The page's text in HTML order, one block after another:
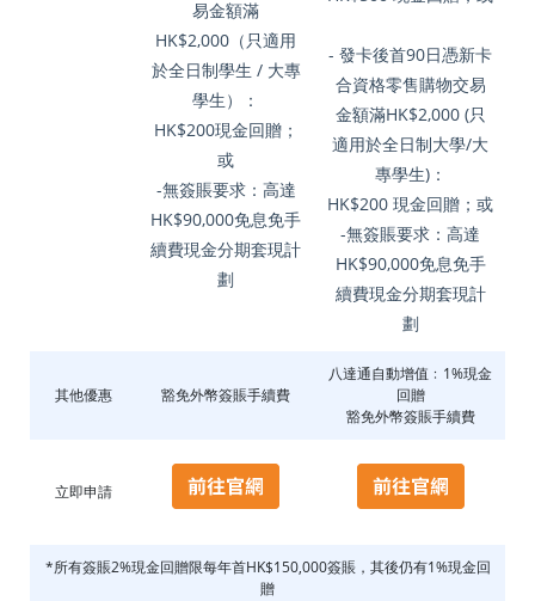
易金額滿
HK$2,000（只適用
於全日制學生 / 大專
學生）：
HK$200現金回贈；
或
-無簽賬要求：高達
HK$90,000免息免手
續費現金分期套現計
劃
- 發卡後首90日憑新卡
合資格零售購物交易
金額滿HK$2,000 (只
適用於全日制大學/大
專學生)：
HK$200 現金回贈；或
-無簽賬要求：高達
HK$90,000免息免手
續費現金分期套現計
劃
其他優惠 豁免外幣簽賬手續費
八達通自動增值﹕1%現金
回贈
豁免外幣簽賬手續費
立即申請
*所有簽賬2%現金回贈限每年首HK$150,000簽賬，其後仍有1%現金回
贈